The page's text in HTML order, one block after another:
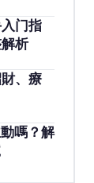
门指
析
、療
嗎？解